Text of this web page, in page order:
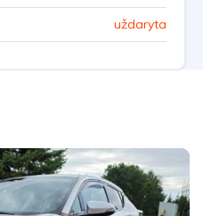
uždaryta